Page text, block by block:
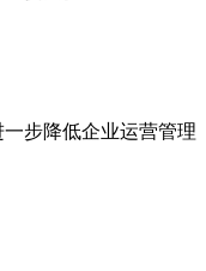
步降低企业运营管理